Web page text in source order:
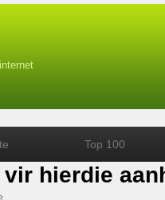
Top 100
hierdie